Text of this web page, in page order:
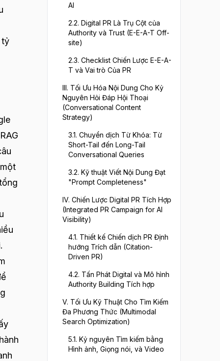
tỷ
AI
2.2. Digital PR Là Trụ Cột của
Authority và Trust (E-E-A-T Off-
site)
2.3. Checklist Chiến Lược E-E-A-
T và Vai trò Của PR
III. Tối Ưu Hóa Nội Dung Cho Kỷ
Nguyên Hỏi Đáp Hội Thoại
(Conversational Content
Strategy)
3.1. Chuyển dịch Từ Khóa: Từ
Short-Tail đến Long-Tail
Conversational Queries
3.2. Kỹ thuật Viết Nội Dung Đạt
"Prompt Completeness"
IV. Chiến Lược Digital PR Tích Hợp
(Integrated PR Campaign for AI
Visibility)
4.1. Thiết kế Chiến dịch PR Định
hướng Trích dẫn (Citation-
Driven PR)
4.2. Tấn Phát Digital và Mô hình
Authority Building Tích hợp
V. Tối Ưu Kỹ Thuật Cho Tìm Kiếm
Đa Phương Thức (Multimodal
Search Optimization)
5.1. Kỷ nguyên Tìm kiếm bằng
Hình ảnh, Giọng nói, và Video